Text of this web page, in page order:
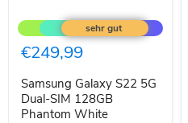
Galaxy
S22
5G
Dual-
128GB
Phantom
White
€249,99
Samsung Galaxy S22 5G
Dual-SIM 128GB
Phantom White